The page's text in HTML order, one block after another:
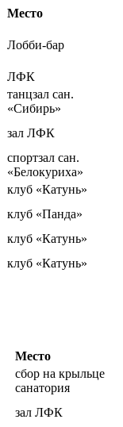
Место
Лобби-бар
ЛФК
танцзал сан.
«Сибирь»
зал ЛФК
спортзал сан.
«Белокуриха»
клуб «Катунь»
клуб «Панда»
клуб «Катунь»
клуб «Катунь»
Место
сбор на крыльце
санатория
зал ЛФК